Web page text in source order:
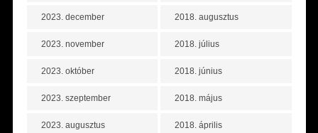
2023. december
2023. november
2023. október
2023. szeptember
2023. augusztus
2018. augusztus
2018. július
2018. június
2018. május
2018. április